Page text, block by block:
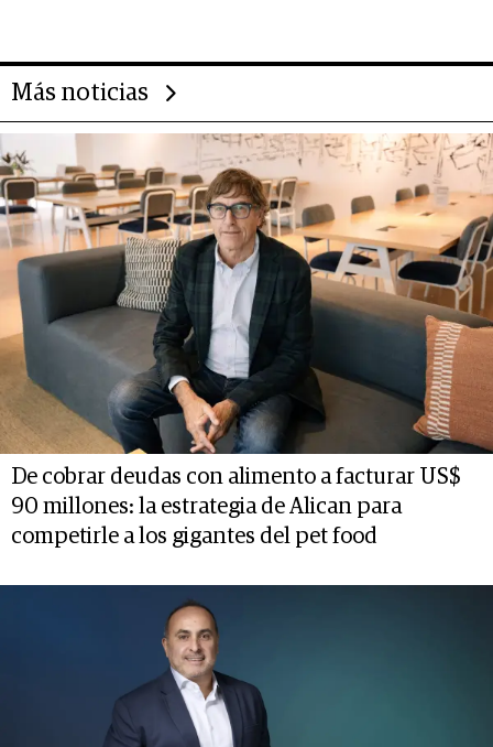
Más noticias
De cobrar deudas con alimento a facturar US$
90 millones: la estrategia de Alican para
competirle a los gigantes del pet food